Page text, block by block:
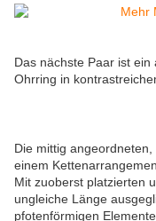
Das nächste Paar ist
Ohrring in
Die mittig
einem
Mit zuoberst platzierten
ungleiche Länge
pfotenförmigen